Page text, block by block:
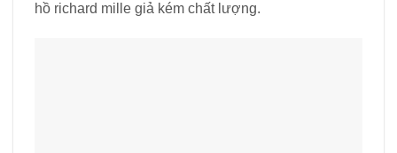
hồ richard mille giả kém chất lượng.